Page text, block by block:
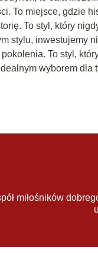
To miejsce, gdzie
To styl, który
stylu, inwestujemy
To styl,
wyborem
miłośników